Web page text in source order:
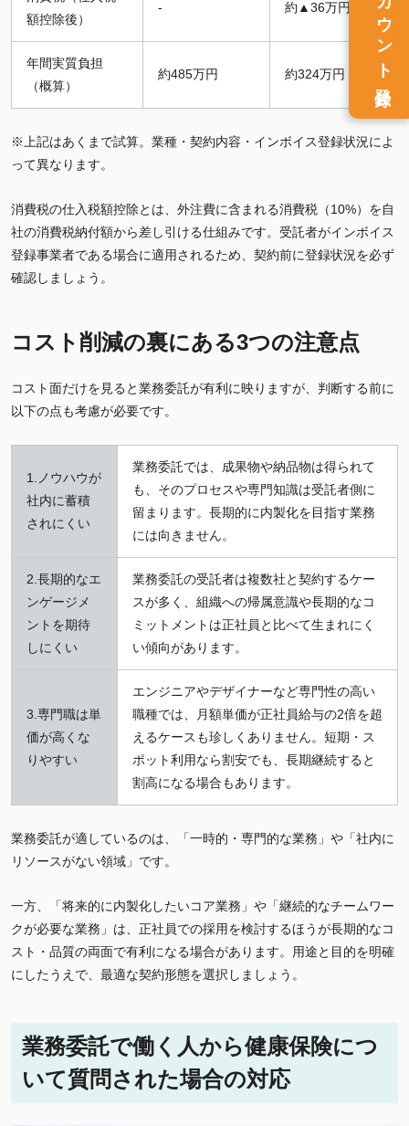
額控除後）
- 約▲36万円
年間実質負担
（概算）
約485万円 約324万円
※上記はあくまで試算。業種・契約内容・インボイス登録状況によ
って異なります。
消費税の仕入税額控除とは、外注費に含まれる消費税（10%）を自
社の消費税納付額から差し引ける仕組みです。受託者がインボイス
登録事業者である場合に適用されるため、契約前に登録状況を必ず
確認しましょう。
コスト削減の裏にある3つの注意点
コスト面だけを見ると業務委託が有利に映りますが、判断する前に
以下の点も考慮が必要です。
1.ノウハウが
社内に蓄積
されにくい
業務委託では、成果物や納品物は得られて
も、そのプロセスや専門知識は受託者側に
留まります。長期的に内製化を目指す業務
には向きません。
2.長期的なエ
ンゲージメ
ントを期待
しにくい
業務委託の受託者は複数社と契約するケー
スが多く、組織への帰属意識や長期的なコ
ミットメントは正社員と比べて生まれにく
い傾向があります。
3.専門職は単
価が高くな
りやすい
エンジニアやデザイナーなど専門性の高い
職種では、月額単価が正社員給与の2倍を超
えるケースも珍しくありません。短期・ス
ポット利用なら割安でも、長期継続すると
割高になる場合もあります。
業務委託が適しているのは、「一時的・専門的な業務」や「社内に
リソースがない領域」です。
一方、「将来的に内製化したいコア業務」や「継続的なチームワー
クが必要な業務」は、正社員での採用を検討するほうが長期的なコ
スト・品質の両面で有利になる場合があります。用途と目的を明確
にしたうえで、最適な契約形態を選択しましょう。
業務委託で働く人から健康保険につ
いて質問された場合の対応
登録